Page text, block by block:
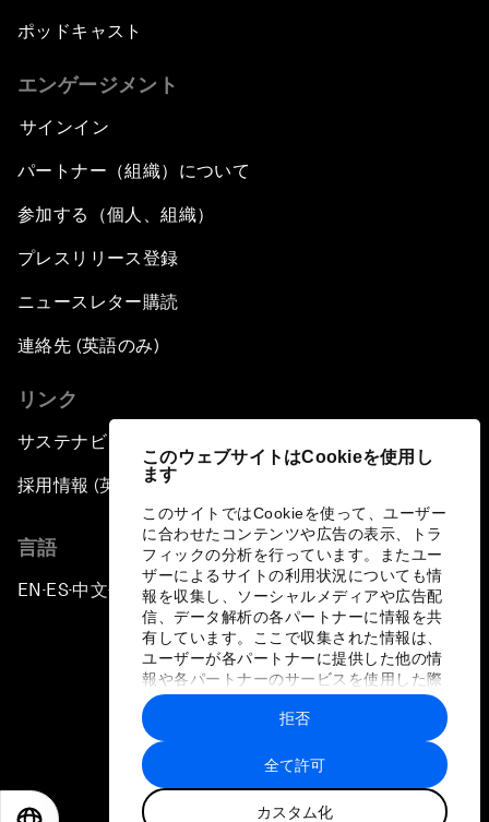
このウェブサイトはCookieを使用し
ます
このサイトではCookieを使って、ユーザー
に合わせたコンテンツや広告の表示、トラ
フィックの分析を行っています。またユー
ザーによるサイトの利用状況についても情
報を収集し、ソーシャルメディアや広告配
信、データ解析の各パートナーに情報を共
有しています。ここで収集された情報は、
ユーザーが各パートナーに提供した他の情
報や各パートナーのサービスを使用した際
に収集された情報と組み合わされ、各パー
トナーによって使用されることがありま
す。
全て許可
カスタム化
拒否
ポッドキャスト
エンゲージメント
サインイン
パートナー（組織）について
参加する（個人、組織）
プレスリリース登録
ニュースレター購読
連絡先 (英語のみ)
リンク
サステナビリティへの取り組み
採用情報 (英語のみ)
言語
EN ▪ ES▪中文▪ 日本語
プライバシーポリシーと利用規約
サイトマップ